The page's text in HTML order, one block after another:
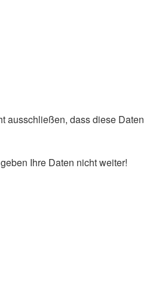
ausschließen, dass diese Daten
Ihre Daten nicht weiter!